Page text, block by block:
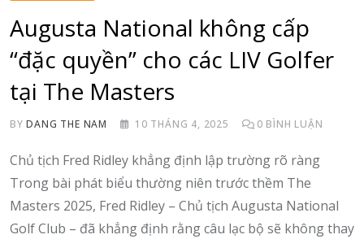
Augusta National không cấp
“đặc quyền” cho các LIV Golfer
tại The Masters
BYDANG THE NAM 10 THÁNG 4, 2025 0 BÌNH LUẬN
Chủ tịch Fred Ridley khẳng định lập trường rõ ràng
Trong bài phát biểu thường niên trước thềm The
Masters 2025, Fred Ridley – Chủ tịch Augusta National
Golf Club – đã khẳng định rằng câu lạc bộ sẽ không thay